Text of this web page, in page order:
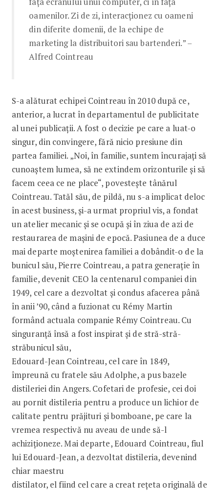
oamenilor. Zi de zi, interacționez cu oameni
din diferite domenii, de la echipe de
marketing la distribuitori sau bartenderi.” –
Alfred Cointreau
S-a alăturat echipei Cointreau în 2010 după ce,
anterior, a lucrat în departamentul de publicitate
al unei publicații. A fost o decizie pe care a luat-o
singur, din convingere, fără nicio presiune din
partea familiei. „Noi, în familie, suntem încurajați să
cunoaștem lumea, să ne extindem orizonturile și să
facem ceea ce ne place“, povestește tânărul
Cointreau. Tatăl său, de pildă, nu s-a implicat deloc
în acest business, și-a urmat propriul vis, a fondat
un ate­lier mecanic și se ocupă și în ziua de azi de
restaurarea de mașini de epocă. Pasiunea de a duce
mai departe moștenirea familiei a dobândit-o de la
bunicul său, Pierre Cointreau, a patra generație în
familie, devenit CEO la centenarul companiei din
1949, cel care a dezvoltat și condus afacerea până
în anii ’90, când a fuzionat cu Rémy Martin
formând actuala companie Rémy Cointreau. Cu
singuranță însă a fost inspirat și de stră-stră-
străbunicul său,
Edouard-Jean Cointreau, cel care în 1849,
împreună cu fratele său Adolphe, a pus bazele
distileriei din Angers. Cofetari de profesie, cei doi
au pornit distileria pentru a produce un lichior de
calitate pentru prăjituri și bomboane, pe care la
vremea respectivă nu aveau de unde să-l
achiziționeze. Mai departe, Edouard Cointreau, fiul
lui Edouard-Jean, a dezvoltat distileria, devenind
chiar maestru
distilator, el fiind cel care a creat rețeta originală de